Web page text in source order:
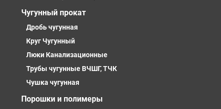
Чугунный прокат
Дробь чугунная
Круг Чугунный
Люки Канализационные
Трубы чугунные ВЧШГ, ТЧК
Чушка чугунная
Порошки и полимеры